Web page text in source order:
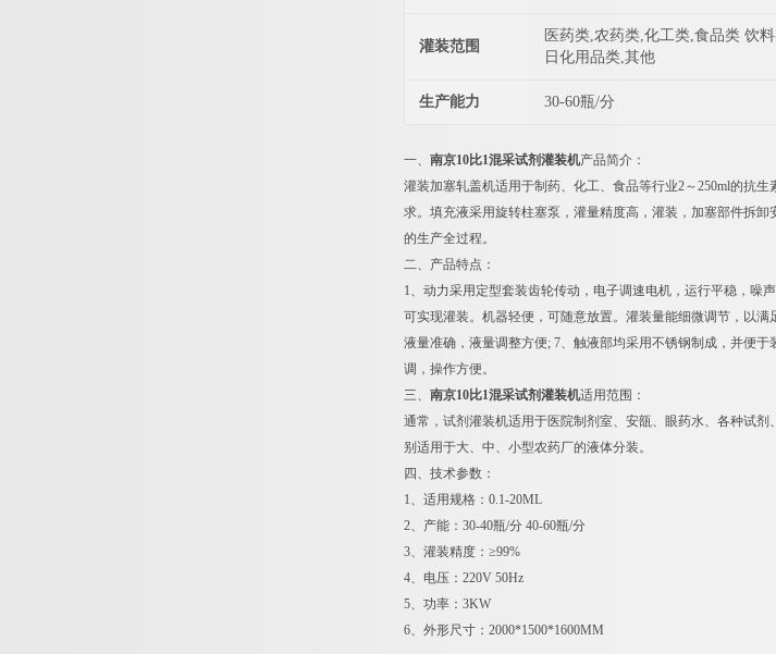
灌装范围
医药类,农药类,化工类,食品类 饮
日化用品类,其他
生产能力 30-60瓶/分
一、 南京10比1混采试剂灌装机产品简介：
灌装加塞轧盖机适用于制药、化工、食品等行业2～250ml的抗
求。填充液采用旋转柱塞泵，灌量精度高，灌装，加塞部件拆
的生产全过程。
二、产品特点：
1、动力采用定型套装齿轮传动，电子调速电机，运行平稳，噪
可实现灌装。机器轻便，可随意放置。灌装量能细微调节，以
液量准确，液量调整方便; 7、触液部均采用不锈钢制成，并便
调，操作方便。
三、 南京10比1混采试剂灌装机适用范围：
通常，试剂灌装机适用于医院制剂室、安瓿、眼药水、各种试
别适用于大、中、小型农药厂的液体分装。
四、技术参数：
1、适用规格：0.1-20ML
2、产能：30-40瓶/分 40-60瓶/分
3、灌装精度：≥99%
4、电压：220V 50Hz
5、功率：3KW
6、外形尺寸：2000*1500*1600MM